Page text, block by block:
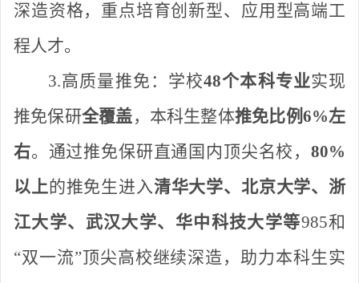
深造资格，重点培育创新型、应用型高端工
程人才。
3.高质量推免： 学校48个本科专业实现
推免保研全覆盖，本科生整体推免比例6%左
右。通过推免保研直通国内顶尖名校，80%
以上的推免生进入清华大学、北京大学、浙
江大学、武汉大学、华中科技大学等985和
“双一流”顶尖高校继续深造，助力本科生实